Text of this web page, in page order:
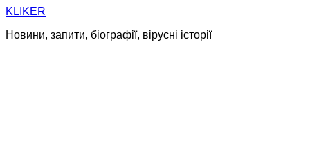
Skip
content
KLIKER
Новини, запити, біографії, вірусні історії